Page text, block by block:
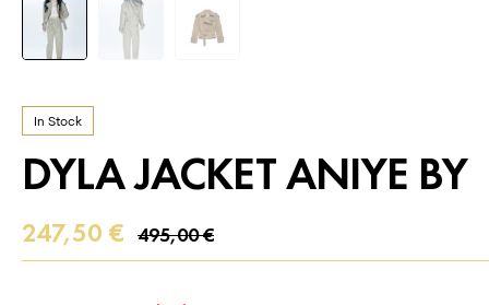
In Stock
DYLA JACKET ANIYE BY
495,00€
247,50 €